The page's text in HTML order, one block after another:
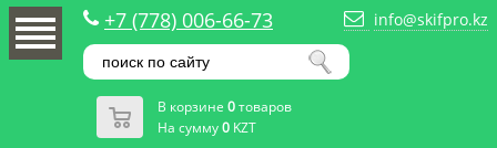
+7 (778) 006-66-73 info@skifpro.kz
В корзине 0товаров
На сумму0 KZT